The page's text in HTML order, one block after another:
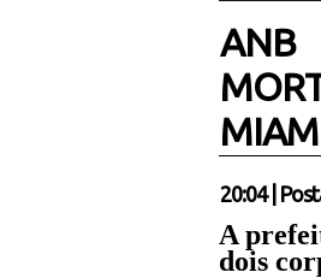
ANB
20:04|
A
dois